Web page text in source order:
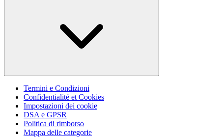
Termini e Condizioni
Confidentialité et Cookies
Impostazioni dei cookie
DSA e GPSR
Politica di rimborso
Mappa delle categorie